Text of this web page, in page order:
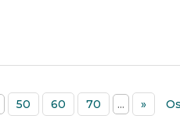
50 60 70 ... »